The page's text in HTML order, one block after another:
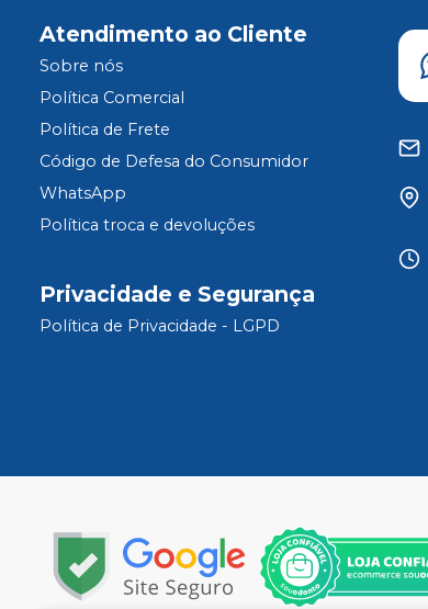
Atendimento ao Cliente
Sobre nós
Política Comercial
Política de Frete
Código de Defesa do Consumidor
WhatsApp
Política troca e devoluções
Privacidade e Segurança
Política de Privacidade - LGPD